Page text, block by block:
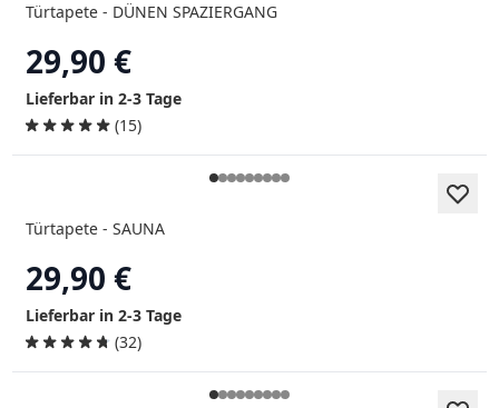
Türtapete - DÜNEN SPAZIERGANG
29,90 €
Lieferbar in 2-3 Tage
(15)
Türtapete - SAUNA
29,90 €
Lieferbar in 2-3 Tage
(32)